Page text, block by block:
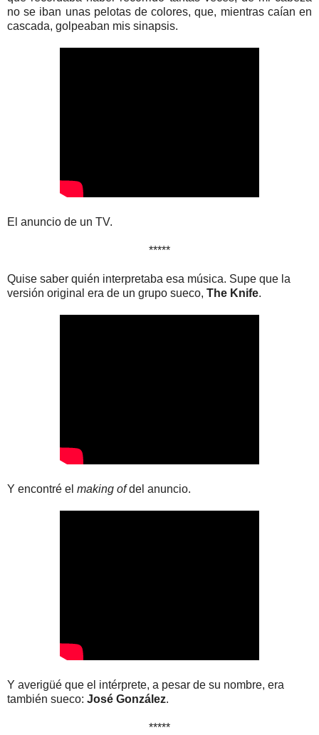
no se iban unas pelotas de colores, que, mientras caían en
cascada, golpeaban mis sinapsis.
El anuncio de un TV.
*****
Quise saber quién interpretaba esa música. Supe que la
versión original era de un grupo sueco, The Knife.
Y encontré el making ofdel anuncio.
Y averigüé que el intérprete, a pesar de su nombre, era
también sueco: José González.
*****